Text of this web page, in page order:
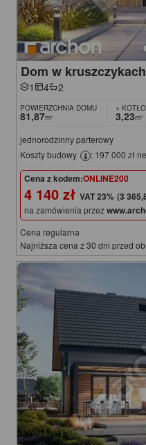
Dom w
1 4 2
POWIERZCHNIA DOMU
81,87m²
+
3,23m²
jednorodzinny parterowy
Koszty budowy
: 197 000 zł
Cena z kodem:ONLINE200
4 140 zł (3
na zamówienia przez
Cena regularna
Najniższa cena z 30 dni przed